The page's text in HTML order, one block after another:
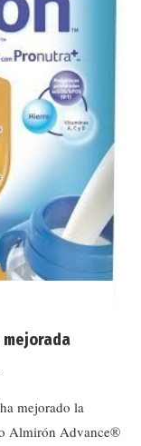
mejorada
mejorado la
Almirón Advance®